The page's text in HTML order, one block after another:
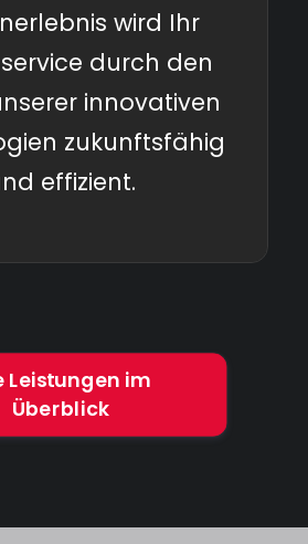
wird Ihr
durch den
innovativen
zukunftsfähig
effizient.
Leistungen im
Überblick